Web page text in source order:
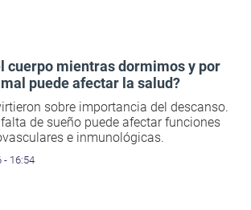
cuerpo mientras dormimos y por
puede afectar la salud?
sobre importancia del descanso.
de sueño puede afectar funciones
e inmunológicas.
- 16:54